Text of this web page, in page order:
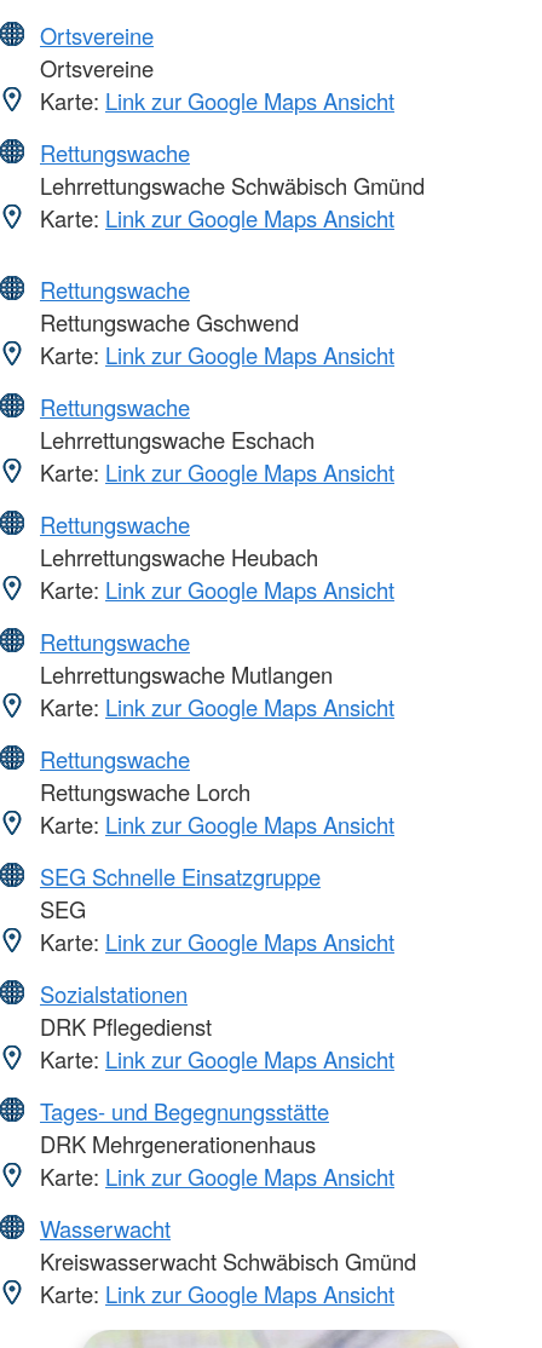
Ortsvereine
Ortsvereine
Karte: Link zur Google Maps Ansicht
Rettungswache
Lehrrettungswache Schwäbisch Gmünd
Karte: Link zur Google Maps Ansicht
Rettungswache
Rettungswache Gschwend
Karte: Link zur Google Maps Ansicht
Rettungswache
Lehrrettungswache Eschach
Karte: Link zur Google Maps Ansicht
Rettungswache
Lehrrettungswache Heubach
Karte: Link zur Google Maps Ansicht
Rettungswache
Lehrrettungswache Mutlangen
Karte: Link zur Google Maps Ansicht
Rettungswache
Rettungswache Lorch
Karte: Link zur Google Maps Ansicht
SEG Schnelle Einsatzgruppe
SEG
Karte: Link zur Google Maps Ansicht
Sozialstationen
DRK Pflegedienst
Karte: Link zur Google Maps Ansicht
Tages- und Begegnungsstätte
DRK Mehrgenerationenhaus
Karte: Link zur Google Maps Ansicht
Wasserwacht
Kreiswasserwacht Schwäbisch Gmünd
Karte: Link zur Google Maps Ansicht